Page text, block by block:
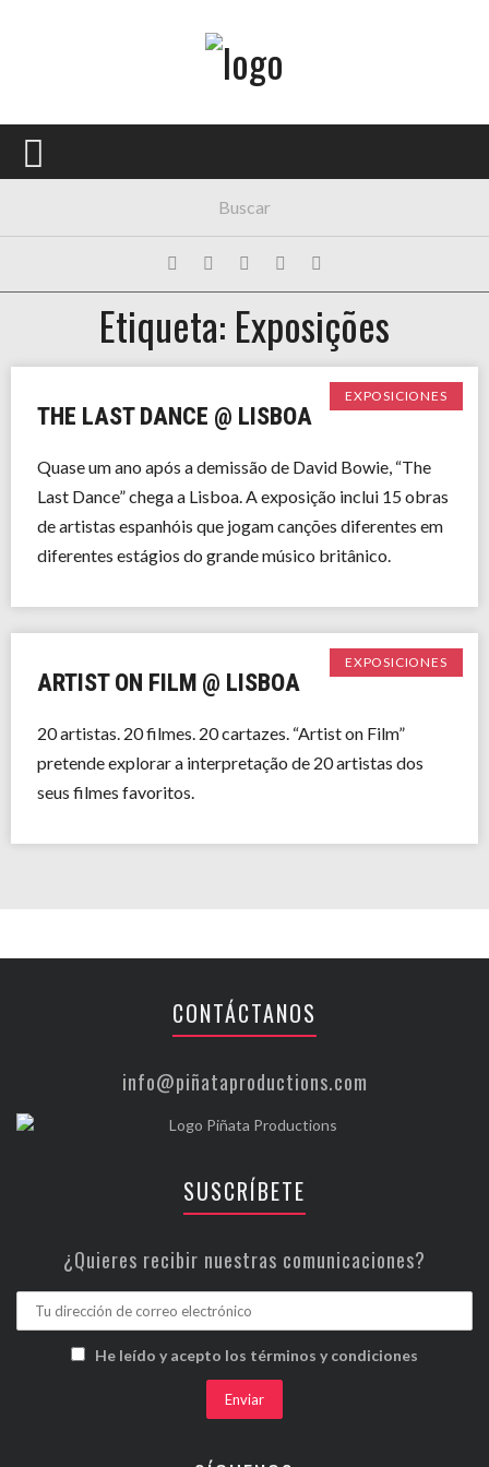
PORTADA
FESTIVALES
EXPOSICIONES
HISTORIAS
Etiqueta: Exposições
EXPOSICIONES
THE LAST DANCE @ LISBOA
Quase um ano após a demissão de David Bowie, “The
Last Dance” chega a Lisboa. A exposição inclui 15 obras
de artistas espanhóis que jogam canções diferentes em
diferentes estágios do grande músico britânico.
EXPOSICIONES
ARTIST ON FILM @ LISBOA
20 artistas. 20 filmes. 20 cartazes. “Artist on Film”
pretende explorar a interpretação de 20 artistas dos
seus filmes favoritos.
CONTÁCTANOS
info@piñataproductions.com
SUSCRÍBETE
¿Quieres recibir nuestras comunicaciones?
He leído y acepto los términos y condiciones